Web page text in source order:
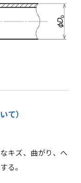
て）
キズ、曲がり、へ
る。